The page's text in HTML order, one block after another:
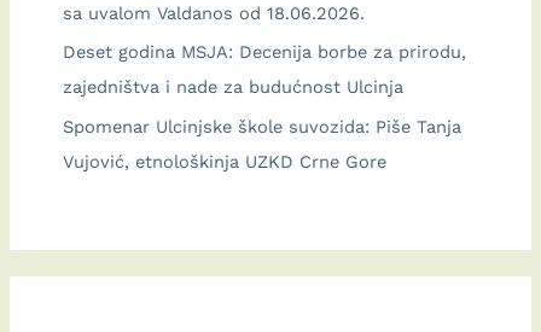
sa uvalom Valdanos od 18.06.2026.
Deset godina MSJA: Decenija borbe za prirodu,
zajedništva i nade za budućnost Ulcinja
Spomenar Ulcinjske škole suvozida: Piše Tanja
Vujović, etnološkinja UZKD Crne Gore